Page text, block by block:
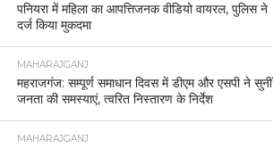
पनियरा में महिला का आपत्तिजनक वीडियो वायरल, पुलिस ने
दर्ज किया मुकदमा
MAHARAJGANJ
महराजगंज: सम्पूर्ण समाधान दिवस में डीएम और एसपी ने सुनीं
जनता की समस्याएं, त्वरित निस्तारण के निर्देश
MAHARAJGANJ